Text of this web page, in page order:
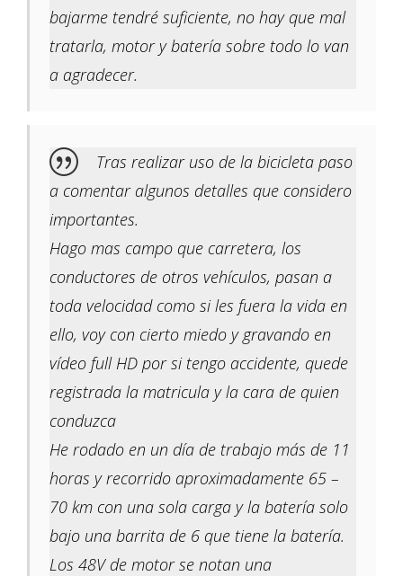
bajarme tendré suficiente, no hay que mal
tratarla, motor y batería sobre todo lo van
a agradecer.
Tras realizar uso de la bicicleta paso
a comentar algunos detalles que considero
importantes.
Hago mas campo que carretera, los
conductores de otros vehículos, pasan a
toda velocidad como si les fuera la vida en
ello, voy con cierto miedo y gravando en
vídeo full HD por si tengo accidente, quede
registrada la matricula y la cara de quien
conduzca
He rodado en un día de trabajo más de 11
horas y recorrido aproximadamente 65 –
70 km con una sola carga y la batería solo
bajo una barrita de 6 que tiene la batería.
Los 48V de motor se notan una